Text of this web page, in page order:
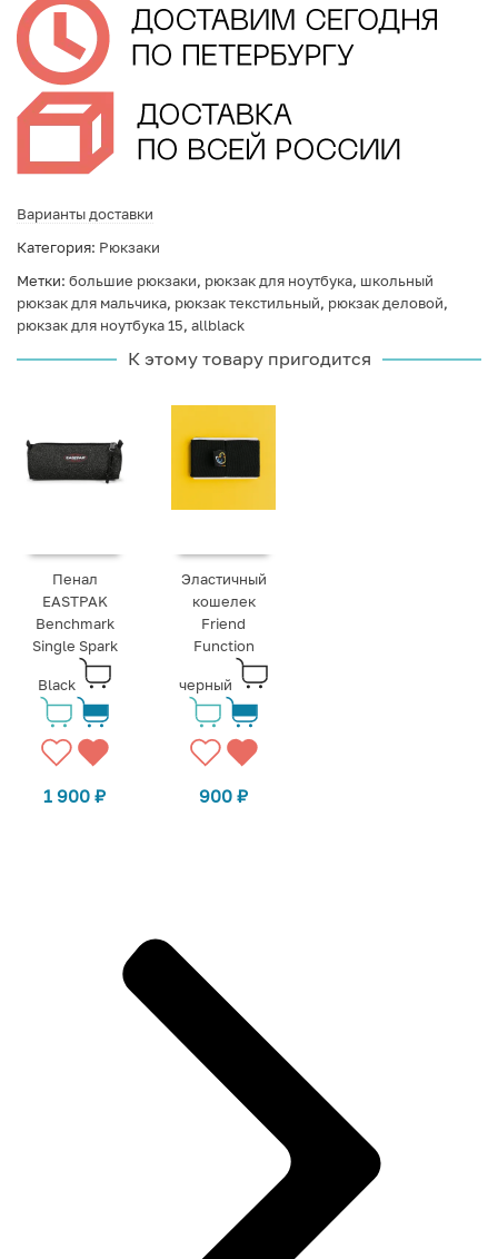
Варианты доставки
Категория: Рюкзаки
Метки: большие рюкзаки, рюкзак для ноутбука, школьный
рюкзак для мальчика, рюкзак текстильный, рюкзак деловой,
рюкзак для ноутбука 15, allblack
К этому товару пригодится
Пенал
EASTPAK
Benchmark
Single Spark
Black
1 900₽
Эластичный
кошелек
Friend
Function
черный
900₽